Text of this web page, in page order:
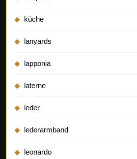
küche
lanyards
lapponia
laterne
leder
lederarmband
leonardo